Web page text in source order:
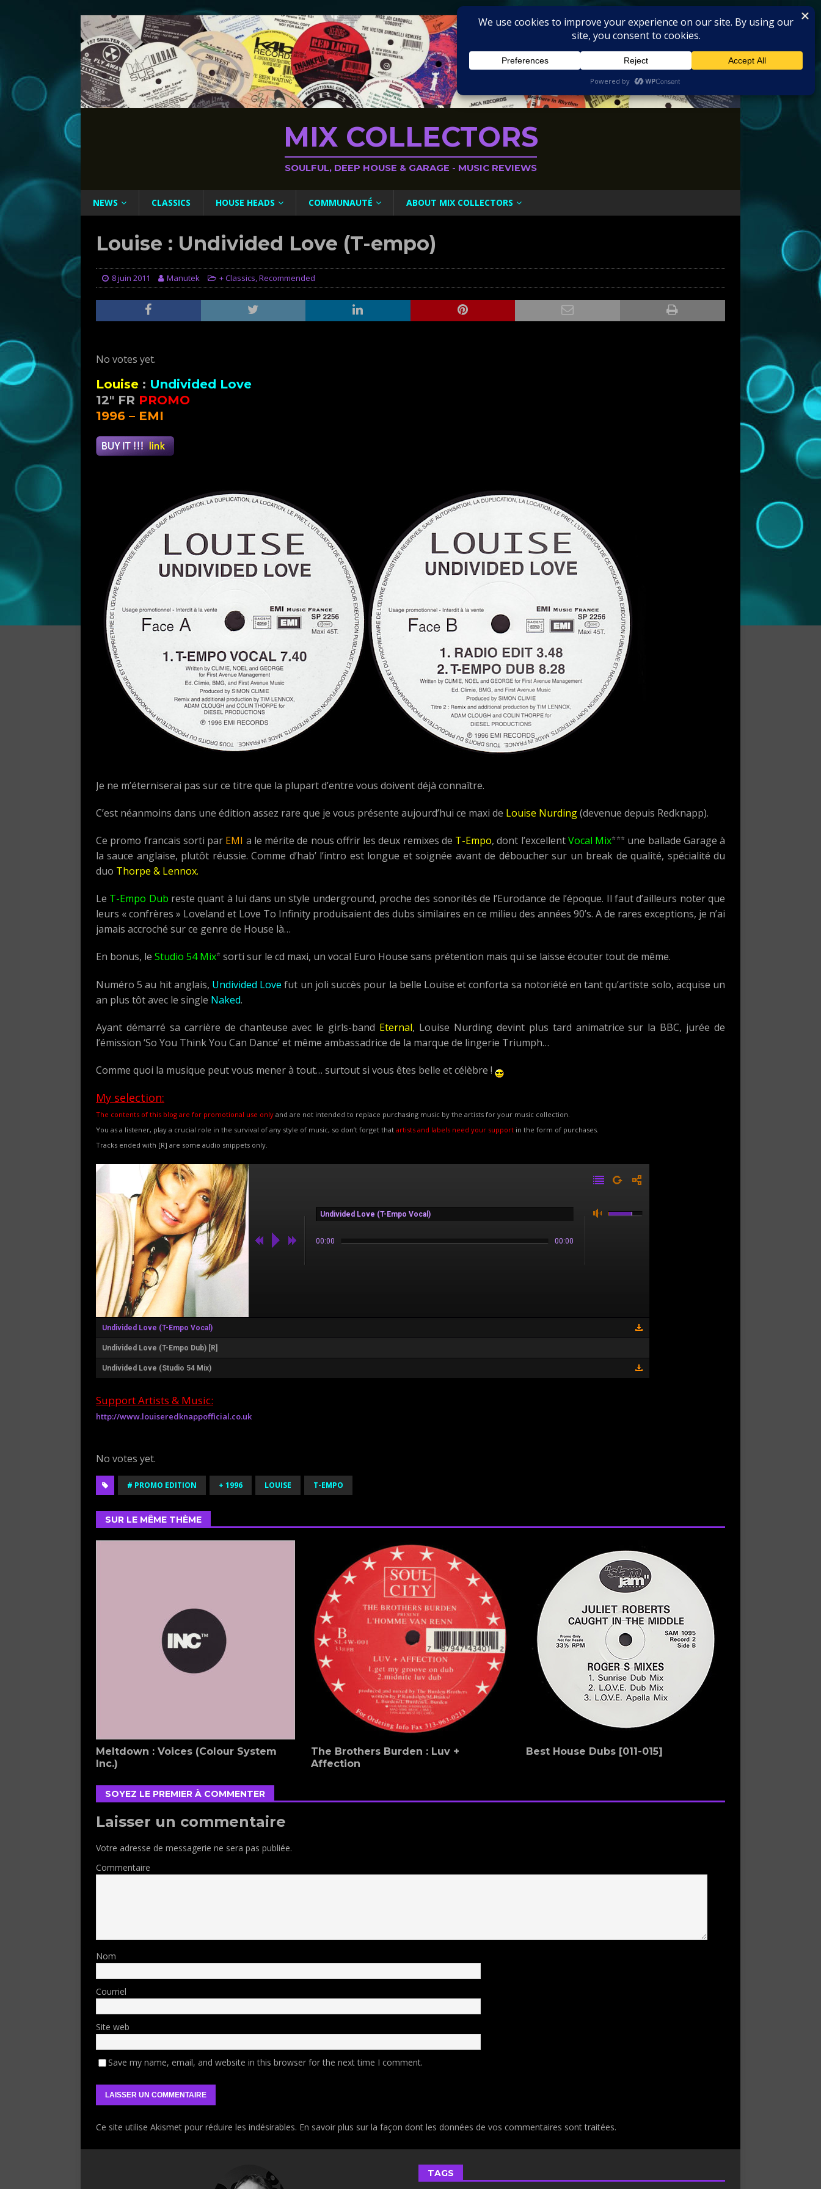
MIX COLLECTORS
SOULFUL, DEEP HOUSE & GARAGE - MUSIC REVIEWS
NEWS CLASSICS HOUSE HEADS COMMUNAUTÉ ABOUT MIX COLLECTORS
Louise : Undivided Love (T-empo)
8 juin 2011 Manutek + Classics,Recommended
No votes yet.
Louise : Undivided Love
12″ FR PROMO
1996 – EMI
Je ne m’éterniserai pas sur ce titre que la plupart d’entre vous doivent déjà connaître.
C’est néanmoins dans une édition assez rare que je vous présente aujourd’hui ce maxi de Louise Nurding(devenue depuis Redknapp).
Ce promo francais sorti par EMI a le mérite de nous offrir les deux remixes de T-Empo, dont l’excellentVocal Mix⭐⭐⭐ une ballade Garage à
la sauce anglaise, plutôt réussie. Comme d’hab’ l’intro est longue et soignée avant de déboucher sur un break de qualité, spécialité du
duo Thorpe & Lennox.
Le T-Empo Dub reste quant à lui dans un style underground, proche des sonorités de l’Eurodance de l’époque. Il faut d’ailleurs noter que
leurs « confrères » Loveland et Love To Infinity produisaient des dubs similaires en ce milieu des années 90’s. A de rares exceptions, je n’ai
jamais accroché sur ce genre de House là…
En bonus, le Studio 54 Mix⭐ sorti sur le cd maxi, un vocal Euro House sans prétention mais qui se laisse écouter tout de même.
Numéro 5 au hit anglais, Undivided Love fut un joli succès pour la belle Louise et conforta sa notoriété en tant qu’artiste solo, acquise un
an plus tôt avec le single Naked.
Ayant démarré sa carrière de chanteuse avec le girls-band Eternal, Louise Nurding devint plus tard animatrice sur la BBC, jurée de
l’émission ‘So You Think You Can Dance’ et même ambassadrice de la marque de lingerie Triumph…
Comme quoi la musique peut vous mener à tout… surtout si vous êtes belle et célèbre !
My selection:
The contents of this blog are for promotional use only and are not intended to replace purchasing music by the artists for your music collection.
You as a listener, play a crucial role in the survival of any style of music, so don’t forget that artists and labels need your support in the form of purchases.
Tracks ended with [R] are some audio snippets only.
Undivided Love (T-Empo Vocal)
00:00 00:00
Undivided Love (T-Empo Vocal)
Undivided Love (T-Empo Dub) [R]
Undivided Love (Studio 54 Mix)
Support Artists & Music:
http://www.louiseredknappofficial.co.uk
No votes yet.
# PROMO EDITION + 1996 LOUISE T-EMPO
SUR LE MÊME THÈME
Meltdown : Voices (Colour System
Inc.)
The Brothers Burden : Luv +
Affection
Best House Dubs [011-015]
SOYEZ LE PREMIER À COMMENTER
Laisser un commentaire
Votre adresse de messagerie ne sera pas publiée.
Commentaire
Nom
Courriel
Site web
Save my name, email, and website in this browser for the next time I comment.
Ce site utilise Akismet pour réduire les indésirables. En savoir plus sur la façon dont les données de vos commentaires sont traitées.
TAGS